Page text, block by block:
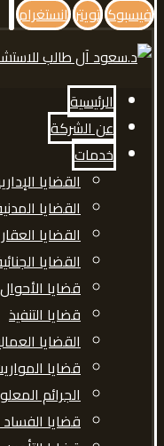
فيسبوك تويتر انستغرام
الرئيسية
عن الشركة
خدمات
القضايا
القضايا
القضايا
القضايا
قضايا
قضايا التنفيذ
القضايا
قضايا
الجرائم
قضايا الفساد